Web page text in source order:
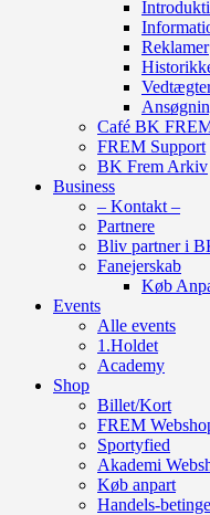
Reklamer
Café BK
FREM Support
BK Frem Arkiv
Business
– Kontakt –
Partnere
Bliv partner i
Fanejerskab
Køb
Events
Alle events
1.Holdet
Academy
Shop
Billet/Kort
FREM
Sportyfied
Akademi
Køb anpart
Handels-